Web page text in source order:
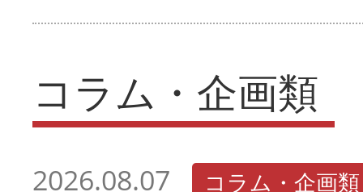
コラム・企画類
2026.08.07 コラム・企画類